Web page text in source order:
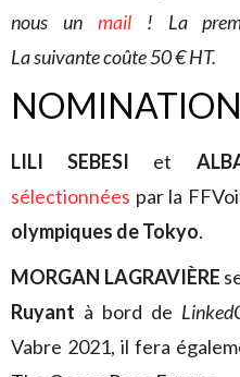
nous un mail! La
La suivante coûte 50 € HT.
LILI SEBESI et
sélectionnées par la
olympiques de Tokyo.
MORGAN LAGRAVIÈRE
Ruyant à bord de
Vabre 2021, il fera